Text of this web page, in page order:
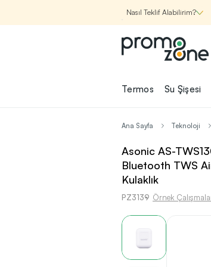
Nasıl Teklif Alabilirim?
Promozone
Nasıl
Şirketin
Olan
Bul!
1
Şirketin için
kategorilerde
Termos Su Şişesi
Ana Sayfa Teknoloji
Asonic AS-
Bluetooth TWS
Kulaklık
PZ3139 Örnek